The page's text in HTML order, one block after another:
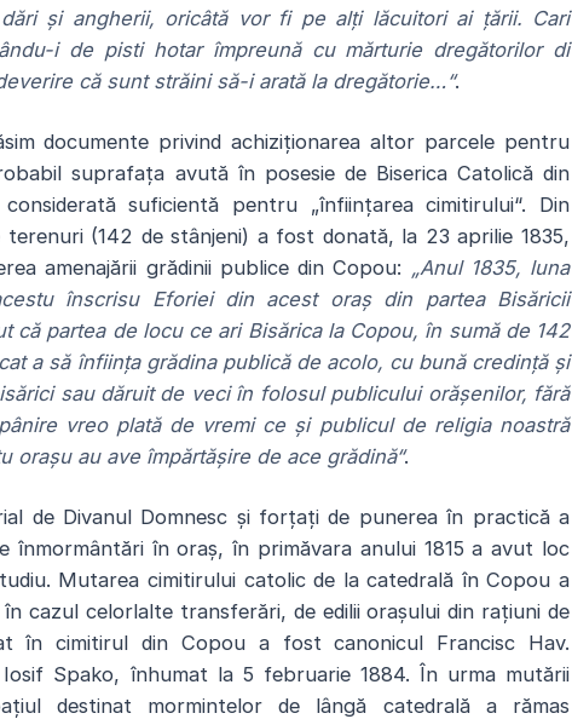
și angherii, oricâtă vor fi pe alți lăcuitori ai țării. Cari
i de pisti hotar împreună cu mărturie dregătorilor di
că sunt străini să-i arată la dregătorie…“.
documente privind achiziționarea altor parcele pentru
suprafața avută în posesie de Biserica Catolică din
suficientă pentru „înființarea cimitirului“. Din
(142 de stânjeni) a fost donată, la 23 aprilie 1835,
amenajării grădinii publice din Copou: „Anul 1835, luna
înscrisu Eforiei din acest oraș din partea Bisăricii
că partea de locu ce ari Bisărica la Copou, în sumă de 142
a să înființa grădina publică de acolo, cu bună credință și
sau dăruit de veci în folosul publicului orășenilor, fără
vreo plată de vremi ce și publicul de religia noastră
orașu au ave împărtășire de ace grădină“.
de Divanul Domnesc și forțați de punerea în practică a
înmormântări în oraș, în primăvara anului 1815 a avut loc
Mutarea cimitirului catolic de la catedrală în Copou a
cazul celorlalte transferări, de edilii orașului din rațiuni de
în cimitirul din Copou a fost canonicul Francisc Hav.
Spako, înhumat la 5 februarie 1884. În urma mutării
destinat mormintelor de lângă catedrală a rămas